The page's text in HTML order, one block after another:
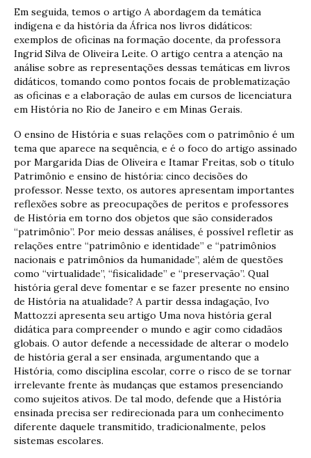
Em seguida, temos o artigo A abordagem da temática
indígena e da história da África nos livros didáticos:
exemplos de oficinas na formação docente, da professora
Ingrid Silva de Oliveira Leite. O artigo centra a atenção na
análise sobre as representações dessas temáticas em livros
didáticos, tomando como pontos focais de problematização
as oficinas e a elaboração de aulas em cursos de licenciatura
em História no Rio de Janeiro e em Minas Gerais.
O ensino de História e suas relações com o patrimônio é um
tema que aparece na sequência, e é o foco do artigo assinado
por Margarida Dias de Oliveira e Itamar Freitas, sob o título
Patrimônio e ensino de história: cinco decisões do
professor. Nesse texto, os autores apresentam importantes
reflexões sobre as preocupações de peritos e professores
de História em torno dos objetos que são considerados
“patrimônio”. Por meio dessas análises, é possível refletir as
relações entre “patrimônio e identidade” e “patrimônios
nacionais e patrimônios da humanidade”, além de questões
como “virtualidade”, “fisicalidade” e “preservação”. Qual
história geral deve fomentar e se fazer presente no ensino
de História na atualidade? A partir dessa indagação, Ivo
Mattozzi apresenta seu artigo Uma nova história geral
didática para compreender o mundo e agir como cidadãos
globais. O autor defende a necessidade de alterar o modelo
de história geral a ser ensinada, argumentando que a
História, como disciplina escolar, corre o risco de se tornar
irrelevante frente às mudanças que estamos presenciando
como sujeitos ativos. De tal modo, defende que a História
ensinada precisa ser redirecionada para um conhecimento
diferente daquele transmitido, tradicionalmente, pelos
sistemas escolares.